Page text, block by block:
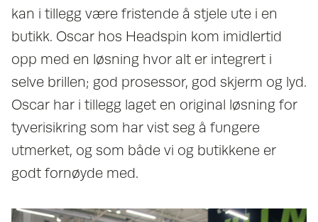
kan i tillegg være fristende å stjele ute i en
butikk. Oscar hos Headspin kom imidlertid
opp med en løsning hvor alt er integrert i
selve brillen; god prosessor, god skjerm og lyd.
Oscar har i tillegg laget en original løsning for
tyverisikring som har vist seg å fungere
utmerket, og som både vi og butikkene er
godt fornøyde med.